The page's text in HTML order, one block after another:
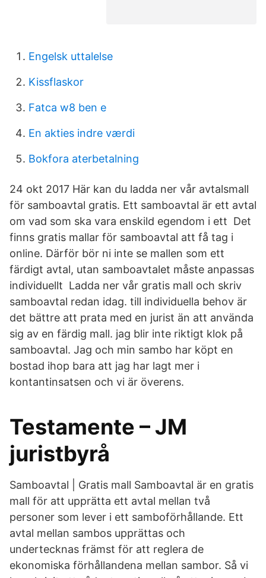
Engelsk uttalelse
Kissflaskor
Fatca w8 ben e
En akties indre værdi
Bokfora aterbetalning
24 okt 2017 Här kan du ladda ner vår avtalsmall
för samboavtal gratis. Ett samboavtal är ett avtal
om vad som ska vara enskild egendom i ett Det
finns gratis mallar för samboavtal att få tag i
online. Därför bör ni inte se mallen som ett
färdigt avtal, utan samboavtalet måste anpassas
individuellt Ladda ner vår gratis mall och skriv
samboavtal redan idag. till individuella behov är
det bättre att prata med en jurist än att använda
sig av en färdig mall. jag blir inte riktigt klok på
samboavtal. Jag och min sambo har köpt en
bostad ihop bara att jag har lagt mer i
kontantinsatsen och vi är överens.
Testamente – JM
juristbyrå
Samboavtal | Gratis mall Samboavtal är en gratis
mall för att upprätta ett avtal mellan två
personer som lever i ett samboförhållande. Ett
avtal mellan sambos upprättas och
undertecknas främst för att reglera de
ekonomiska förhållandena mellan sambor. Så vi